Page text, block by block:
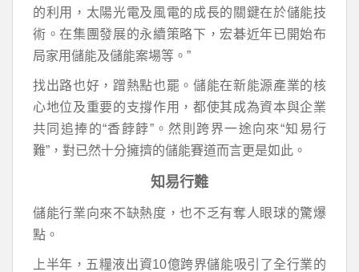
的利用，太陽光電及風電的成長的關鍵在於儲能技
術。在集團發展的永續策略下，宏碁近年已開始布
局家用儲能及儲能案場等。”
找出路也好，蹭熱點也罷。儲能在新能源產業的核
心地位及重要的支撐作用，都使其成為資本與企業
共同追捧的“香餑餑”。然則跨界一途向來“知易行
難”，對已然十分擁擠的儲能賽道而言更是如此。
知易行難
儲能行業向來不缺熱度，也不乏有奪人眼球的驚爆
點。
上半年，五糧液出資10億跨界儲能吸引了全行業的